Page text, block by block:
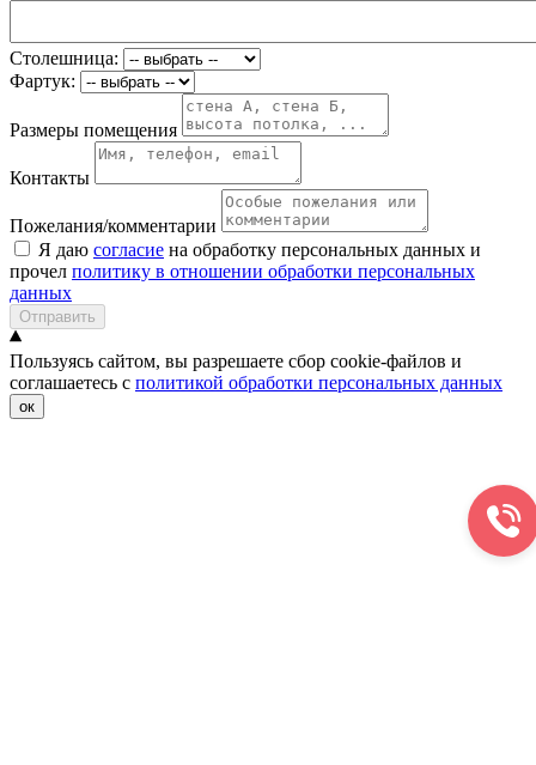
Столешница:
Фартук:
Размеры помещения
Контакты
Пожелания/комментарии
Я даю согласие на обработку персональных данных и
прочел политику в отношении обработки персональных
данных
Отправить
Пользуясь сайтом, вы разрешаете сбор cookie-файлов и
соглашаетесь с политикой обработки персональных данных
ок